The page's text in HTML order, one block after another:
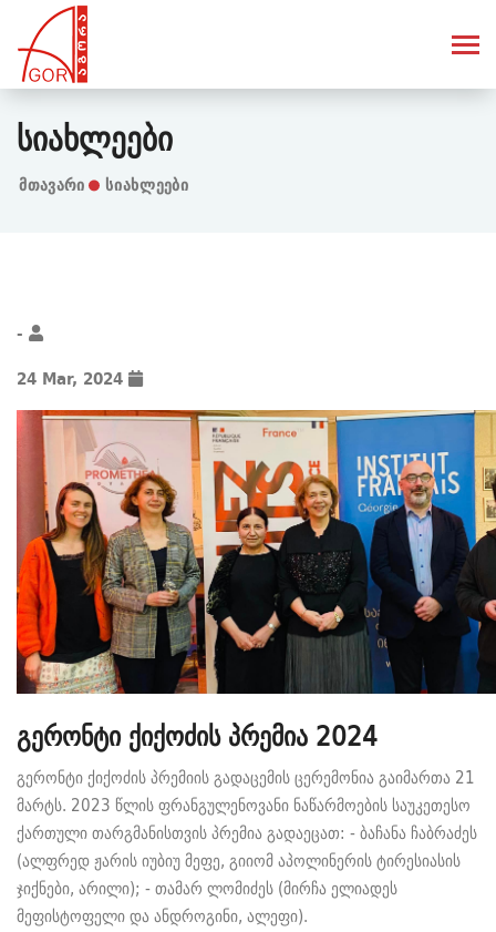
Სიახლეები
Მთავარი სიახლეები
-
24 Mar, 2024
გერონტი ქიქოძის პრემია 2024
გერონტი ქიქოძის პრემიის გადაცემის ცერემონია გაიმართა 21
მარტს. 2023 წლის ფრანგულენოვანი ნაწარმოების საუკეთესო
ქართული თარგმანისთვის პრემია გადაეცათ: - ბაჩანა ჩაბრაძეს
(ალფრედ ჟარის იუბიუ მეფე, გიიომ აპოლინერის ტირესიასის
ჯიქნები, არილი); - თამარ ლომიძეს (მირჩა ელიადეს
მეფისტოფელი და ანდროგინი, ალეფი).